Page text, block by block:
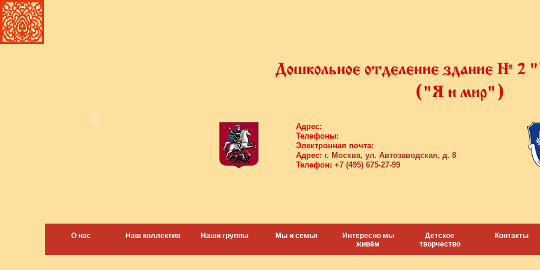
Адрес:
Телефоны:
Электронная почта:
Адрес: г. Москва, ул. Автозаводская, д. 8
Телефон: +7 (495) 675-27-99
О нас Наш коллектив Наши группы Мы и семья
Интересно мы
живём
Детское
творчество
Контакты